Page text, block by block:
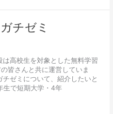
チゼミ
高校生を対象とした無料学習
皆さんと共に運営していま
ゼミについて、紹介したいと
生で短期大学・4年